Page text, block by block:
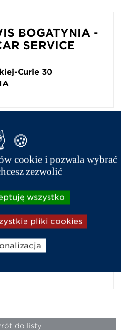
BOGATYNIA -
SERVICE
Curie 30
PRACY:
- nieczynne
I USŁUGI
do listy
cookie i pozwala wybrać
zezwolić
wszystko
pliki cookies